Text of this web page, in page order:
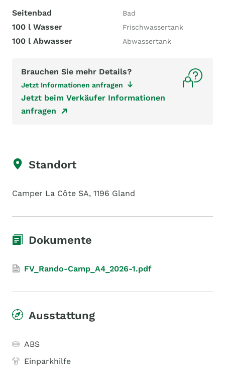
Seitenbad Bad
100 l Wasser Frischwassertank
100 l Abwasser Abwassertank
Brauchen Sie mehr Details?
Jetzt Informationen anfragen
Jetzt beim Verkäufer Informationen
anfragen
Standort
Camper La Côte SA, 1196 Gland
Dokumente
FV_Rando-Camp_A4_2026-1.pdf
Ausstattung
ABS
Einparkhilfe